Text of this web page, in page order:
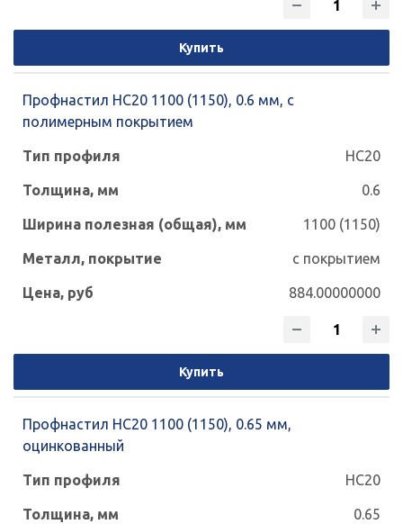
Купить
Профнастил НС20 1100 (1150), 0.6 мм, с
полимерным покрытием
НС20
0.6
1100 (1150)
с покрытием
884.00000000
Купить
Профнастил НС20 1100 (1150), 0.65 мм,
оцинкованный
НС20
0.65